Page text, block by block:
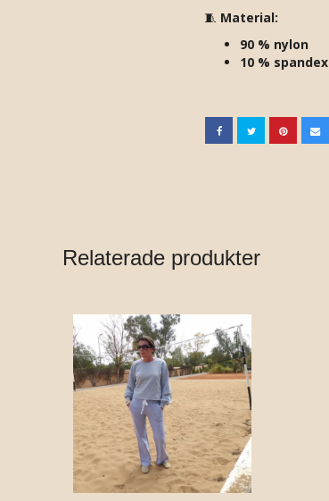
🧵 Material:
90 % nylon
10 % spandex
Relaterade produkter